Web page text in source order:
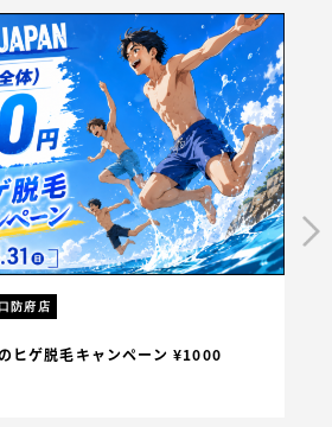
防府店
ヒゲ脱毛キャンペーン ¥1000